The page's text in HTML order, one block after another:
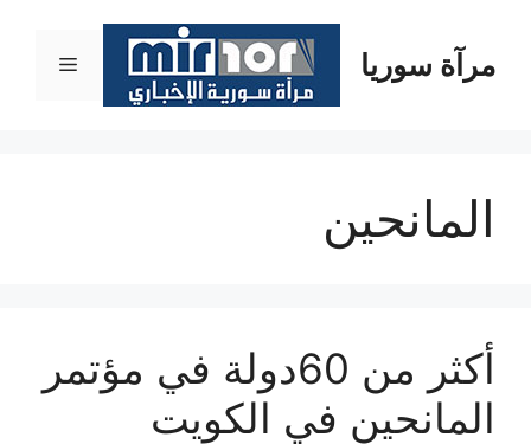
المحتوىمرآة سوريا القائمة
المانحين
أكثر من 60دولة في مؤتمر
المانحين في الكويت